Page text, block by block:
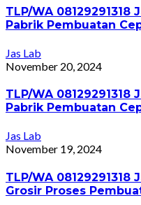
TLP/WA 08129291318
Pabrik Pembuatan
Jas Lab
November 20, 2024
TLP/WA 08129291318
Pabrik Pembuatan
Jas Lab
November 19, 2024
TLP/WA
Grosir Proses